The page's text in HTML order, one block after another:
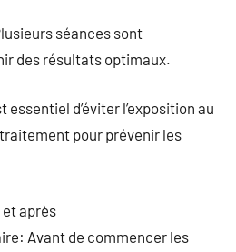
séances sont
des résultats optimaux.
d’éviter l’exposition au
pour prévenir les
et après
Avant de commencer les